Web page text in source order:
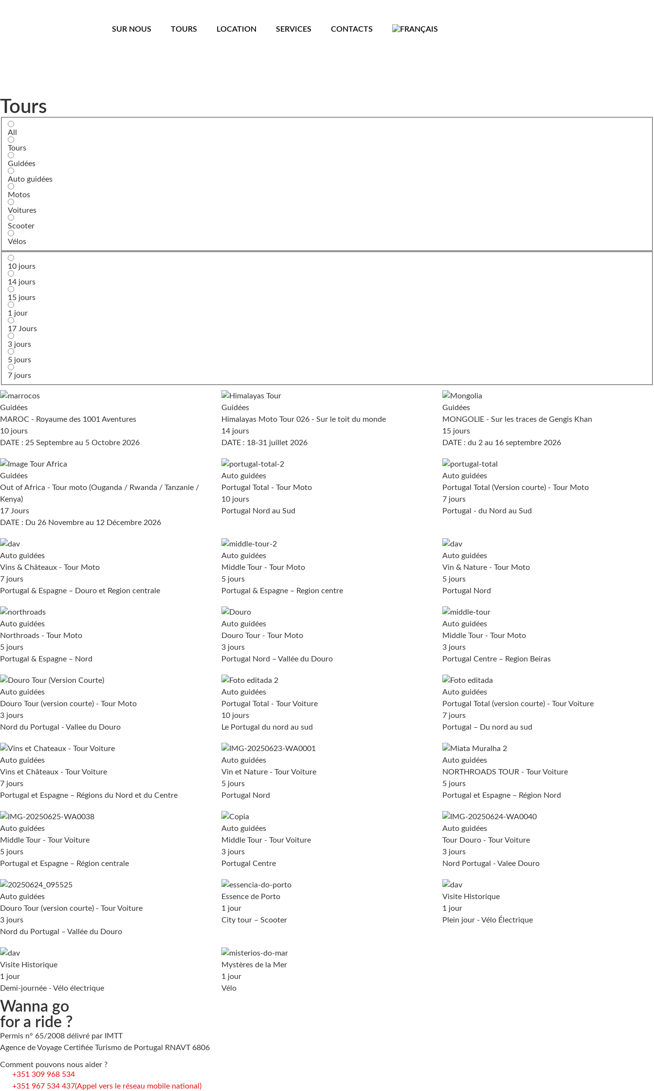
SUR NOUS TOURS LOCATION SERVICES CONTACTS
Tours
All
Tours
Guidées
Auto guidées
Motos
Voitures
Scooter
Vélos
10 jours
14 jours
15 jours
1 jour
17 Jours
3 jours
5 jours
7 jours
Guidées
MAROC - Royaume des 1001 Aventures
10 jours
DATE : 25 Septembre au 5 Octobre 2026
Guidées
Himalayas Moto Tour 026 - Sur le toit du monde
14 jours
DATE : 18-31 juillet 2026
Guidées
MONGOLIE - Sur les traces de Gengis Khan
15 jours
DATE : du 2 au 16 septembre 2026
Guidées
Out of Africa - Tour moto (Ouganda / Rwanda / Tanzanie /
Kenya)
17 Jours
DATE : Du 26 Novembre au 12 Décembre 2026
Auto guidées
Portugal Total - Tour Moto
10 jours
Portugal Nord au Sud
Auto guidées
Portugal Total (Version courte) - Tour Moto
7 jours
Portugal - du Nord au Sud
Auto guidées
Vins & Châteaux - Tour Moto
7 jours
Portugal & Espagne – Douro et Region centrale
Auto guidées
Middle Tour - Tour Moto
5 jours
Portugal & Espagne – Region centre
Auto guidées
Vin & Nature - Tour Moto
5 jours
Portugal Nord
Auto guidées
Northroads - Tour Moto
5 jours
Portugal & Espagne – Nord
Auto guidées
Douro Tour - Tour Moto
3 jours
Portugal Nord – Vallée du Douro
Auto guidées
Middle Tour - Tour Moto
3 jours
Portugal Centre – Region Beiras
Auto guidées
Douro Tour (version courte) - Tour Moto
3 jours
Nord du Portugal - Vallee du Douro
Auto guidées
Portugal Total - Tour Voiture
10 jours
Le Portugal du nord au sud
Auto guidées
Portugal Total (version courte) - Tour Voiture
7 jours
Portugal – Du nord au sud
Auto guidées
Vins et Châteaux - Tour Voiture
7 jours
Portugal et Espagne – Régions du Nord et du Centre
Auto guidées
Vin et Nature - Tour Voiture
5 jours
Portugal Nord
Auto guidées
NORTHROADS TOUR - Tour Voiture
5 jours
Portugal et Espagne – Région Nord
Auto guidées
Middle Tour - Tour Voiture
5 jours
Portugal et Espagne – Région centrale
Auto guidées
Middle Tour - Tour Voiture
3 jours
Portugal Centre
Auto guidées
Tour Douro - Tour Voiture
3 jours
Nord Portugal - Valee Douro
Auto guidées
Douro Tour (version courte) - Tour Voiture
3 jours
Nord du Portugal – Vallée du Douro
Essence de Porto
1 jour
City tour – Scooter
Visite Historique
1 jour
Plein jour - Vélo Électrique
Visite Historique
1 jour
Demi-journée - Vélo électrique
Mystères de la Mer
1 jour
Vélo
Wanna go
for a ride ?
Permis n° 65/2008 délivré par IMTT
Agence de Voyage Certifiée Turismo de Portugal RNAVT 6806
Comment pouvons nous aider ?
+351 309 968 534
+351 967 534 437(Appel vers le réseau mobile national)